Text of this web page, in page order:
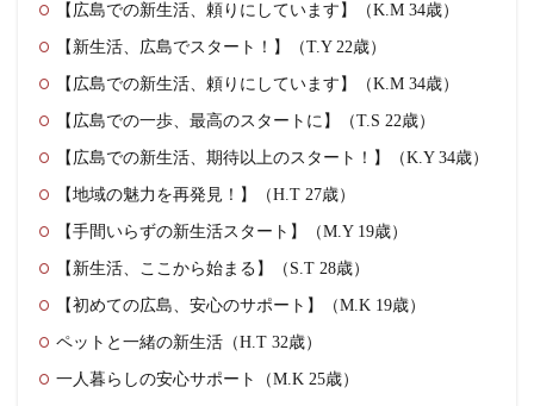
【広島での新生活、頼りにしています】（K.M 34歳）
【新生活、広島でスタート！】（T.Y 22歳）
【広島での新生活、頼りにしています】（K.M 34歳）
【広島での一歩、最高のスタートに】（T.S 22歳）
【広島での新生活、期待以上のスタート！】（K.Y 34歳）
【地域の魅力を再発見！】（H.T 27歳）
【手間いらずの新生活スタート】（M.Y 19歳）
【新生活、ここから始まる】（S.T 28歳）
【初めての広島、安心のサポート】（M.K 19歳）
ペットと一緒の新生活（H.T 32歳）
一人暮らしの安心サポート（M.K 25歳）